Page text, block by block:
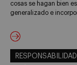
cosas se hagan bien
generalizado e